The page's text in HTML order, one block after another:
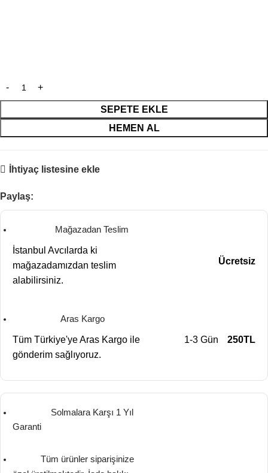
SEPETE EKLE
HEMEN AL
İhtiyaç listesine ekle
Paylaş:
Mağazadan Teslim
İstanbul Avcılarda ki
mağazadamızdan teslim
alabilirsiniz.
Ücretsiz
Aras Kargo
Tüm Türkiye'ye Aras Kargo ile
gönderim sağlıyoruz.
1-3 Gün 250TL
Solmalara Karşı 1 Yıl
Garanti
Tüm ürünler siparişinize